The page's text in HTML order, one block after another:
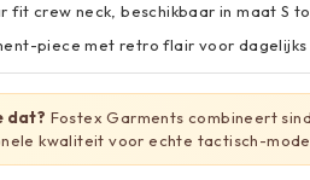
fit crew neck, beschikbaar in maat S
piece met retro flair voor dagelijks
dat? Fostex Garments combineert
kwaliteit voor echte tactisch-